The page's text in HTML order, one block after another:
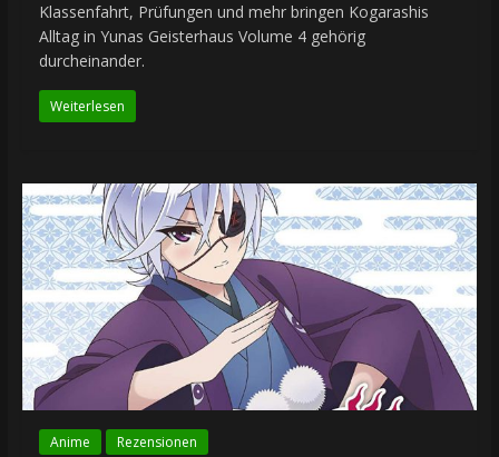
Klassenfahrt, Prüfungen und mehr bringen Kogarashis
Alltag in Yunas Geisterhaus Volume 4 gehörig
durcheinander.
Weiterlesen
Anime Rezensionen